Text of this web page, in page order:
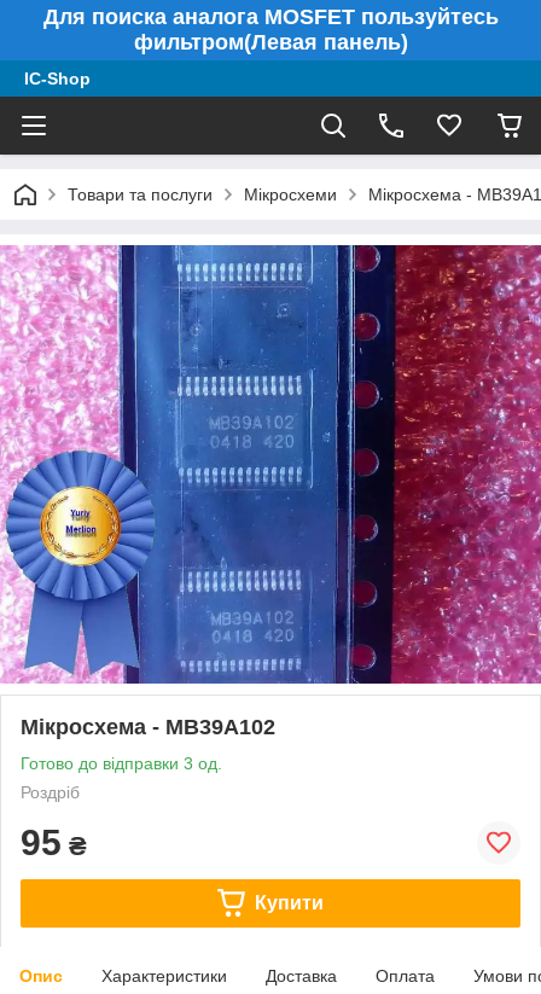
Для поиска аналога MOSFET пользуйтесь
фильтром(Левая панель)
IC-Shop
Товари та послуги Мікросхеми Мікросхема -
Мікросхема - MB39A102
Готово до відправки 3 од.
Роздріб
95 ₴
Купити
Опис Характеристики Доставка Оплата Умови